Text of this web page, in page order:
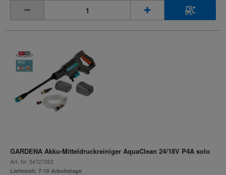
GARDENA Akku-Mitteldruckreiniger AquaClean 24/18V P4A solo
Art.-Nr. 54727262
Lieferzeit: 7-10 Arbeitstage